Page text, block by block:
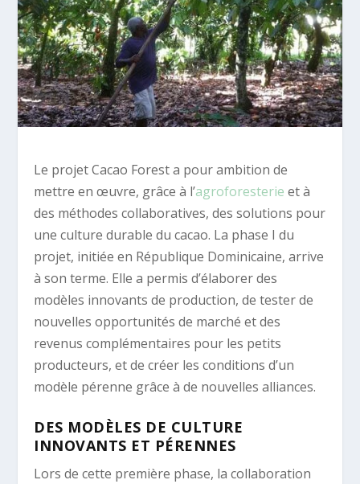
Le projet Cacao Forest a pour ambition de
mettre en œuvre, grâce à l’agroforesterie et à
des méthodes collaboratives, des solutions pour
une culture durable du cacao. La phase I du
projet, initiée en République Dominicaine, arrive
à son terme. Elle a permis d’élaborer des
modèles innovants de production, de tester de
nouvelles opportunités de marché et des
revenus complémentaires pour les petits
producteurs, et de créer les conditions d’un
modèle pérenne grâce à de nouvelles alliances.
DES MODÈLES DE CULTURE
INNOVANTS ET PÉRENNES
Lors de cette première phase, la collaboration